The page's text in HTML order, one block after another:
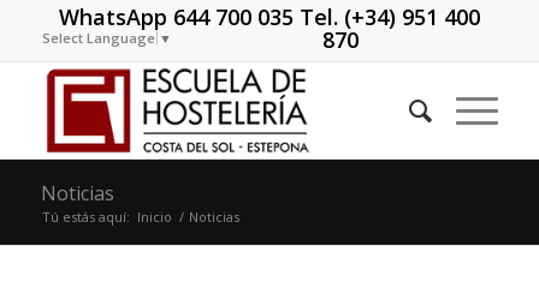
WhatsApp 644 700 035 Tel. (+34) 951 400
870
Select Language ▼
Noticias
Tú estás aquí: Inicio / Noticias